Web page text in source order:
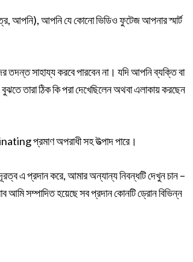
আপনি), আপনি যে কোনো ভিডিও ফুটেজ আপনার স্মার্ট
সাহায্য করবে পারবেন না। যদি আপনি ব্যক্তি বা
তারা ঠিক কি পরা দেখেছিলেন অথবা এলাকায় করছেন
প্রমাণ অপরাধী সহ উত্পাদ পারে।
এ প্রদান করে, আমার অন্যান্য নিবন্ধটি দেখুন চান –
সম্পাদিত হয়েছে সব প্রদান কোনটি ড্রোন বিভিন্ন